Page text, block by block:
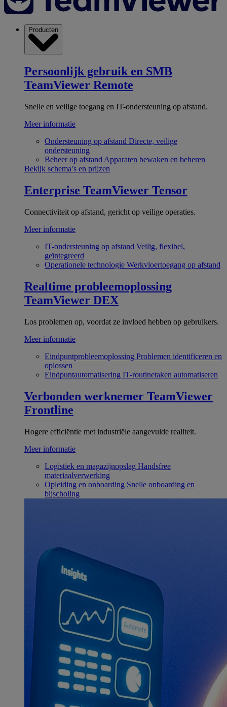
Producten
Persoonlijk gebruik en SMB
TeamViewer Remote
Snelle en veilige toegang en IT-ondersteuning op afstand.
Meer informatie
Ondersteuning op afstand Directe, veilige
ondersteuning
Beheer op afstand Apparaten bewaken en beheren
Bekijk schema’s en prijzen
Enterprise TeamViewer Tensor
Connectiviteit op afstand, gericht op veilige operaties.
Meer informatie
IT-ondersteuning op afstand Veilig, flexibel,
geïntegreerd
Operationele technologie Werkvloertoegang op afstand
Realtime probleemoplossing
TeamViewer DEX
Los problemen op, voordat ze invloed hebben op gebruikers.
Meer informatie
Eindpuntprobleemoplossing Problemen identificeren en
oplossen
Eindpuntautomatisering IT-routinetaken automatiseren
Verbonden werknemer TeamViewer
Frontline
Hogere efficiëntie met industriële aangevulde realiteit.
Meer informatie
Logistiek en magazijnopslag Handsfree
materiaalverwerking
Opleiding en onboarding Snelle onboarding en
bijscholing